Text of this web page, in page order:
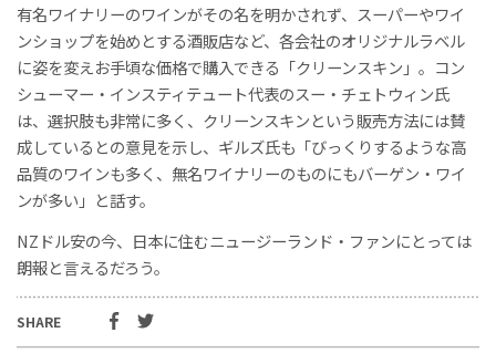
有名ワイナリーのワインがその名を明かされず、スーパーやワイ
ンショップを始めとする酒販店など、各会社のオリジナルラベル
に姿を変えお手頃な価格で購入できる「クリーンスキン」。コン
シューマー・インスティテュート代表のスー・チェトウィン氏
は、選択肢も非常に多く、クリーンスキンという販売方法には賛
成しているとの意見を示し、ギルズ氏も「びっくりするような高
品質のワインも多く、無名ワイナリーのものにもバーゲン・ワイ
ンが多い」と話す。
NZドル安の今、日本に住むニュージーランド・ファンにとっては
朗報と言えるだろう。
SHARE